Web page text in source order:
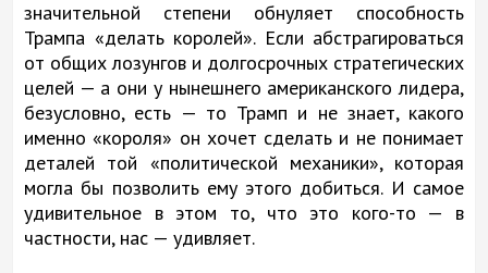
значительной степени обнуляет способность
Трампа «делать королей». Если абстрагироваться
от общих лозунгов и долгосрочных стратегических
целей — а они у нынешнего американского лидера,
безусловно, есть — то Трамп и не знает, какого
именно «короля» он хочет сделать и не понимает
деталей той «политической механики», которая
могла бы позволить ему этого добиться. И самое
удивительное в этом то, что это кого-то — в
частности, нас — удивляет.